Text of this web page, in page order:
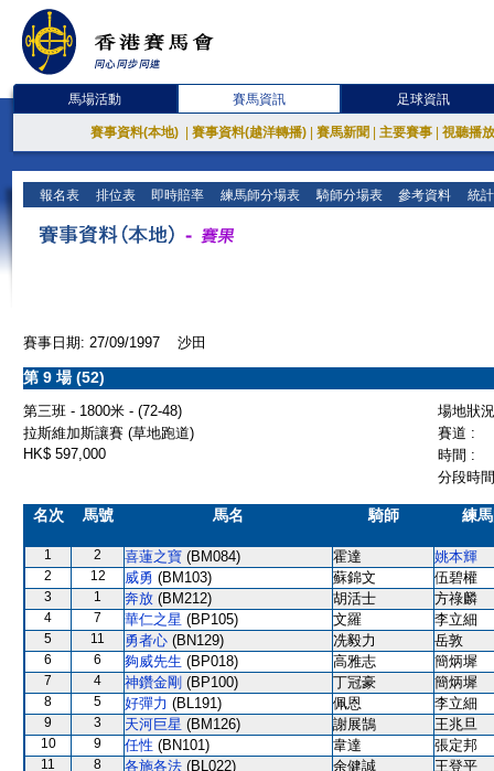
馬場活動 賽馬資訊 足球資訊
賽事資料(本地) 賽事資料(越洋轉播) 賽馬新聞 主要賽事 視聽播
報名表 排位表 即時賠率 練馬師分場表 騎師分場表 參考資料 統
賽事日期: 27/09/1997 沙田
第 9 場 (52)
第三班 - 1800米 - (72-48)
場地狀
拉斯維加斯讓賽 (草地跑道)
賽道 :
HK$ 597,000
時間 :
分段時
名次 馬號 馬名 騎師 練
1 2 喜蓮之寶 (BM084) 霍達 姚本輝
2 12 威勇 (BM103) 蘇錦文 伍碧權
3 1 奔放 (BM212) 胡活士 方祿麟
4 7 華仁之星 (BP105) 文羅 李立細
5 11 勇者心 (BN129) 冼毅力 岳敦
6 6 夠威先生 (BP018) 高雅志 簡炳墀
7 4 神鑽金剛 (BP100) 丁冠豪 簡炳墀
8 5 好彈力 (BL191) 佩恩 李立細
9 3 天河巨星 (BM126) 謝展鵠 王兆旦
10 9 任性 (BN101) 韋達 張定邦
11 8 各施各法 (BL022) 余健誠 王登平